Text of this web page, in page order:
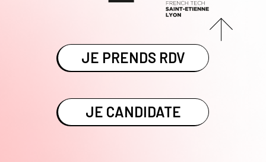
JE PRENDS RDV
JE CANDIDATE